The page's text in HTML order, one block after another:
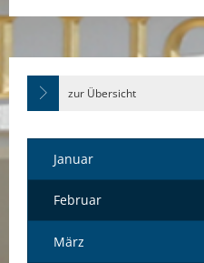
zur Übersicht
Januar
Februar
März